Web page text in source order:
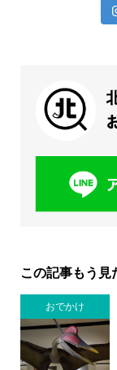
この記事もう見
おでかけ